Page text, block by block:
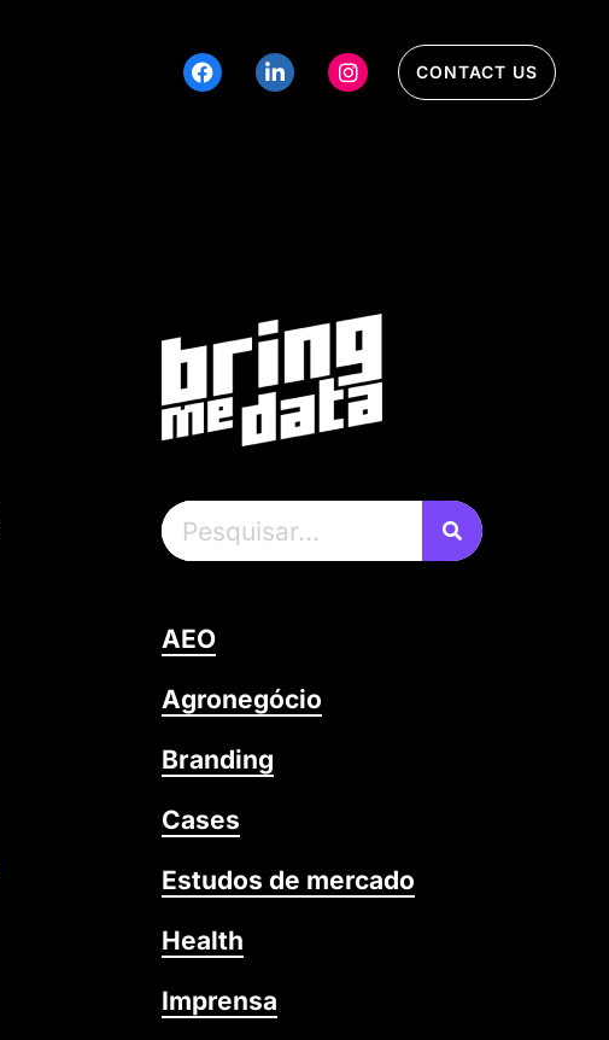
CONTACT US
AEO
Agronegócio
Branding
Cases
Estudos de mercado
Health
Imprensa